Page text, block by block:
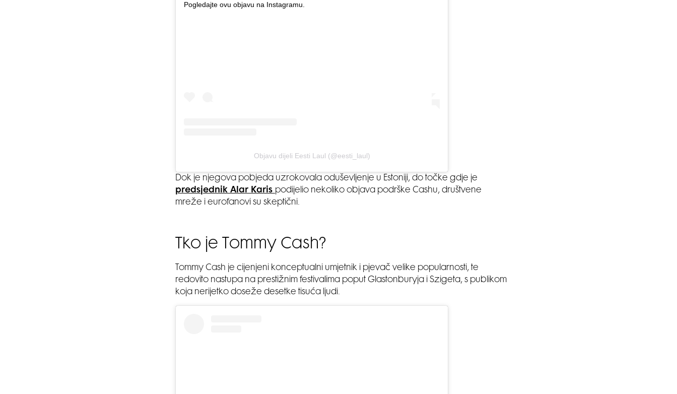
Pogledajte ovu objavu na Instagramu.
Objavu dijeli Eesti Laul (@eesti_laul)
Dok je njegova pobjeda uzrokovala oduševljenje u Estoniji, do točke gdje je
predsjednik Alar Karis podijelio nekoliko objava podrške Cashu, društvene
mreže i eurofanovi su skeptični.
Tko je Tommy Cash?
Tommy Cash je cijenjeni konceptualni umjetnik i pjevač velike popularnosti, te
redovito nastupa na prestižnim festivalima poput Glastonburyja i Szigeta, s publikom
koja nerijetko doseže desetke tisuća ljudi.